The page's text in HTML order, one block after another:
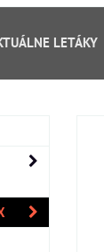
LETÁKY